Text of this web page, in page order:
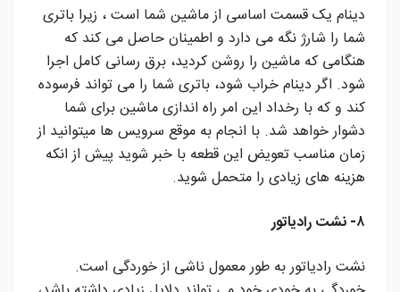
دینام یک قسمت اساسی از ماشین شما است ، زیرا باتری
شما را شارژ نگه می دارد و اطمینان حاصل می کند که
هنگامی که ماشین را روشن کردید، برق رسانی کامل اجرا
شود. اگر دینام خراب شود، باتری شما را می تواند فرسوده
کند و که با رخداد این امر راه اندازی ماشین برای شما
دشوار خواهد شد. با انجام به موقع سرویس ها میتوانید از
زمان مناسب تعویض این قطعه با خبر شوید پیش از انکه
هزینه های زیادی را متحمل شوید.
۸- نشت رادیاتور
نشت رادیاتور به طور معمول ناشی از خوردگی است.